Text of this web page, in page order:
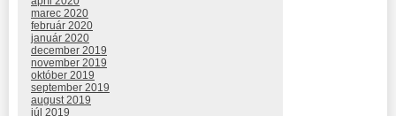
marec 2020
február 2020
január 2020
december 2019
november 2019
október 2019
september 2019
august 2019
júl 2019